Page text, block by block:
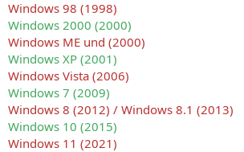
Windows 98 (1998)
Windows 2000 (2000)
Windows ME und (2000)
Windows XP (2001)
Windows Vista (2006)
Windows 7 (2009)
Windows 8 (2012) / Windows 8.1 (2013)
Windows 10 (2015)
Windows 11 (2021)